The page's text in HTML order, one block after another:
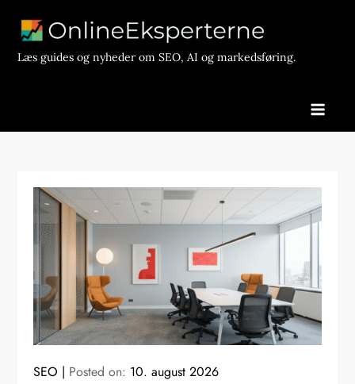
contentLæs guides og nyheder om SEO, AI og markedsføring.
SEO Posted on: 10. august 2026